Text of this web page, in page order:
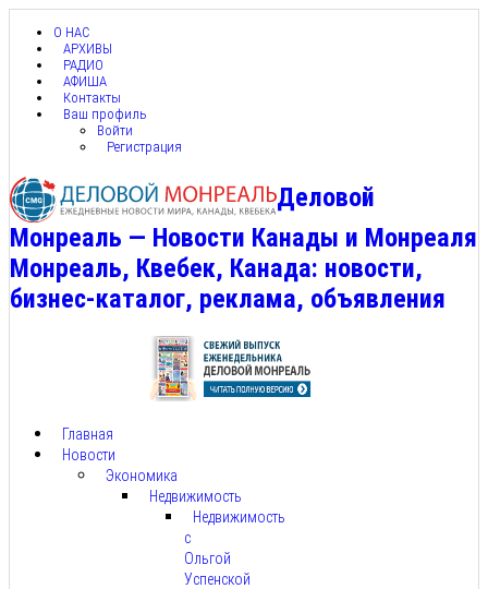
О НАС
АРХИВЫ
РАДИО
АФИША
Контакты
Ваш профиль
Войти
Регистрация
Деловой
Монреаль — Новости Канады и Монреаля
Монреаль, Квебек, Канада: новости,
бизнес-каталог, реклама, объявления
Главная
Новости
Экономика
Недвижимость
Недвижимость
с
Ольгой
Успенской